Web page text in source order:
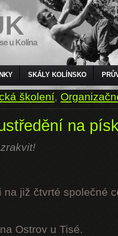
u Kolína
SKÁLY KOLÍNSKO
školení,
na
na již čtvrté společné
Ostrov u Tisé.